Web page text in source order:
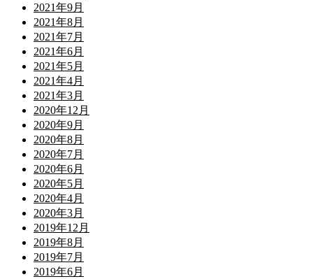
2021年9月
2021年8月
2021年7月
2021年6月
2021年5月
2021年4月
2021年3月
2020年12月
2020年9月
2020年8月
2020年7月
2020年6月
2020年5月
2020年4月
2020年3月
2019年12月
2019年8月
2019年7月
2019年6月